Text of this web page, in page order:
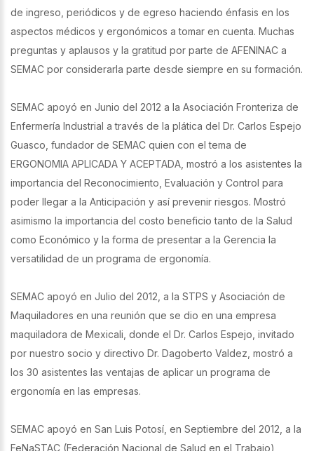
de ingreso, periódicos y de egreso haciendo énfasis en los
aspectos médicos y ergonómicos a tomar en cuenta. Muchas
preguntas y aplausos y la gratitud por parte de AFENINAC a
SEMAC por considerarla parte desde siempre en su formación.
SEMAC apoyó en Junio del 2012 a la Asociación Fronteriza de
Enfermería Industrial a través de la plática del Dr. Carlos Espejo
Guasco, fundador de SEMAC quien con el tema de
ERGONOMIA APLICADA Y ACEPTADA, mostró a los asistentes la
importancia del Reconocimiento, Evaluación y Control para
poder llegar a la Anticipación y así prevenir riesgos. Mostró
asimismo la importancia del costo beneficio tanto de la Salud
como Económico y la forma de presentar a la Gerencia la
versatilidad de un programa de ergonomía.
SEMAC apoyó en Julio del 2012, a la STPS y Asociación de
Maquiladores en una reunión que se dio en una empresa
maquiladora de Mexicali, donde el Dr. Carlos Espejo, invitado
por nuestro socio y directivo Dr. Dagoberto Valdez, mostró a
los 30 asistentes las ventajas de aplicar un programa de
ergonomía en las empresas.
SEMAC apoyó en San Luis Potosí, en Septiembre del 2012, a la
FeNaSTAC (Federación Nacional de Salud en el Trabajo)